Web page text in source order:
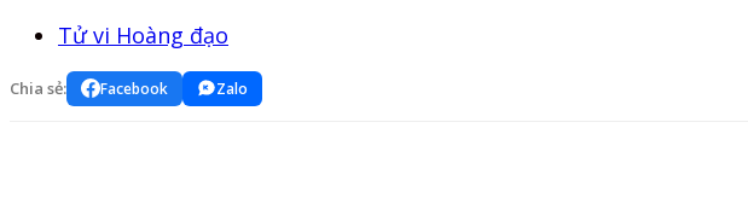
Tử vi Hoàng đạo
Chia sẻ: Facebook Zalo